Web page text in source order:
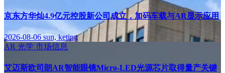
京东方华灿4.9亿元控股新公司成立，加码车载与AR显示应用
2026-08-06sun, keting
AR 光学 市场信息
艾迈斯欧司朗AR智能眼镜Micro-LED光源芯片取得量产关键